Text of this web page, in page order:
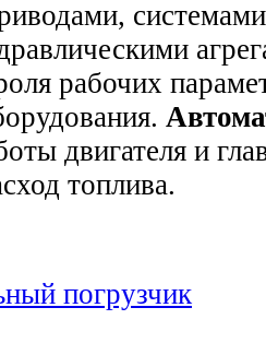
рабочих
двигателя и
топлива.
погрузчик